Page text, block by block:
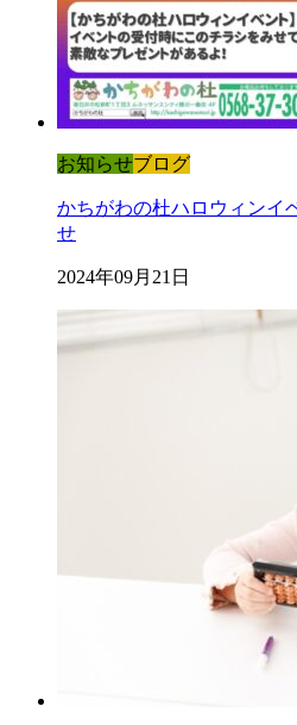
お知らせブログ
かちがわの杜ハロウィンイ
せ
2024年09月21日